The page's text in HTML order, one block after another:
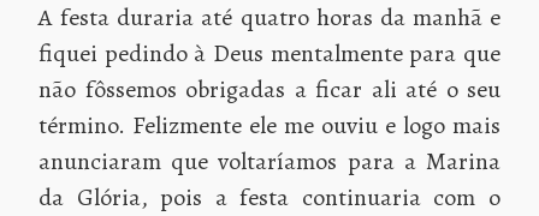
A festa duraria até quatro horas da manhã e
fiquei pedindo à Deus mentalmente para que
não fôssemos obrigadas a ficar ali até o seu
término. Felizmente ele me ouviu e logo mais
anunciaram que voltaríamos para a Marina
da Glória, pois a festa continuaria com o